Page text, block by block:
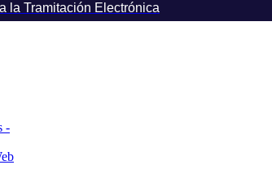
la Tramitación Electrónica
-